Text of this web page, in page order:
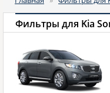
Фильтры для Kia